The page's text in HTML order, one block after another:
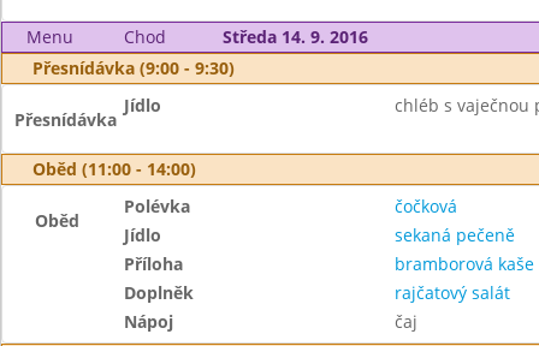
Menu Chod
Středa 14. 9. 2016
Přesnídávka (9:00 - 9:30)
Přesnídávka
Jídlo chléb s vaječnou
Oběd (11:00 - 14:00)
Oběd
Polévka
čočková
Jídlo
sekaná pečeně
Příloha
bramborová kaše
Doplněk
rajčatový salát
Nápoj
čaj